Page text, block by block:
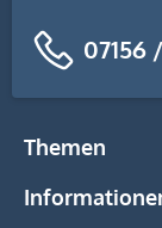
07156
Themen